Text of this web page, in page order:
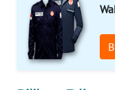
FORWAMKI
ALPERKLINAS